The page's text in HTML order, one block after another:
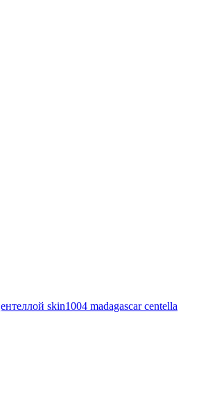
skin1004 madagascar centella